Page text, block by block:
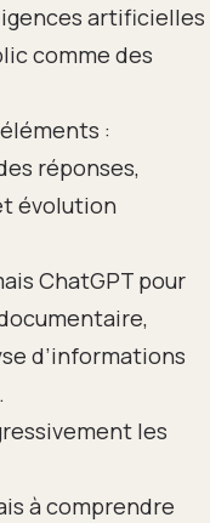
artificielles
comme des
:
réponses,
évolution
ChatGPT pour
d’informations
les
à comprendre